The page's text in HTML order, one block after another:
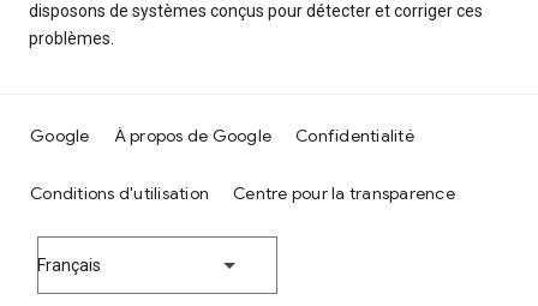
disposons de systèmes conçus pour détecter et corriger ces
problèmes.
Google À propos de Google Confidentialité
Conditions d'utilisation Centre pour la transparence
Français